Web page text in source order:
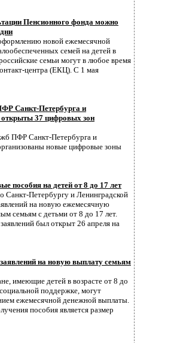
Пенсионного фонда можно
новой ежемесячной
семей на детей в
семьи могут в любое время
центра (ЕКЦ). С 1 мая
Санкт-Петербурга и
открыты 37 цифровых зон
ПФР Санкт-Петербурга и
новые цифровые зоны
пособия на детей от 8 до 17 лет
Санкт-Петербургу и Ленинградской
на новую ежемесячную
семьям с детьми от 8 до 17 лет.
был открыт 26 апреля на
на новую выплату семьям
имеющие детей в возрасте от 8 до
поддержке, могут
ежемесячной денежной выплаты.
пособия является размер